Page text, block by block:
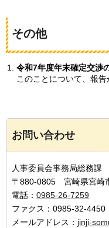
その他
令和7年度年末確定交渉
このことについて、報告
お問い合わせ
人事委員会事務局総務課
〒880-0805 宮崎県宮崎
電話： 0985-26-7259
ファクス：0985-32-4450
メールアドレス： jinji-